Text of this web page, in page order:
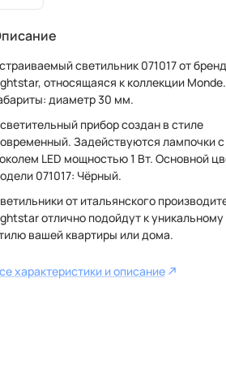
светильник 071017 от
относящаяся к коллекции Monde.
Габариты: диаметр 30 мм.
прибор создан в стиле
Задействуются лампочки с
LED мощностью 1 Вт. Основной
071017: Чёрный.
от итальянского
отлично подойдут к уникальному
вашей квартиры или дома.
характеристики и описание